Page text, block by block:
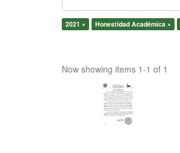
2021 × Honestidad Académica ×
Now showing items 1-1 of 1